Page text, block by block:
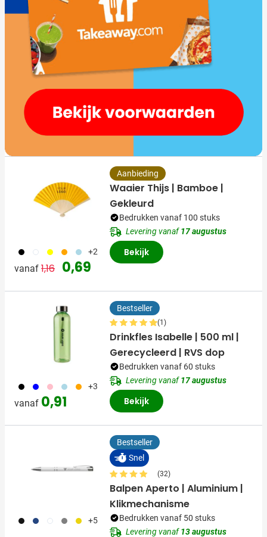
001 002 006 007 018 +2
vanaf Normale prijs
1,16 Speciale prijs
0,69
Aanbieding
Waaier Thijs | Bamboe |
Gekleurd
Bedrukken vanaf 100 stuks
Levering vanaf17 augustus
Bekijk
001 005 017 018 007 +3
vanaf 0,91
Bestseller
(1)
Drinkfles Isabelle | 500 ml |
Gerecycleerd | RVS dop
Bedrukken vanaf 60 stuks
Levering vanaf17 augustus
Bekijk
001 023 002 003 006 +5
Bestseller
Snel
(32)
Balpen Aperto | Aluminium |
Klikmechanisme
Bedrukken vanaf 50 stuks
Levering vanaf13 augustus